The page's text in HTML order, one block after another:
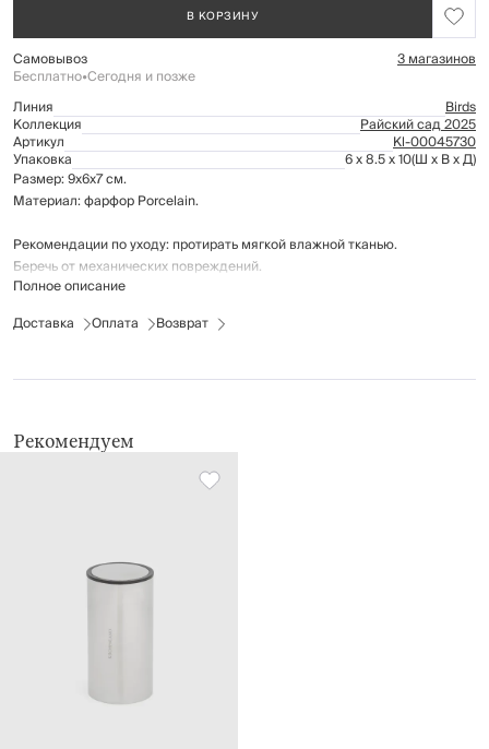
В КОРЗИНУ
Самовывоз 3 магазинов
Бесплатно•Сегодня и позже
Линия
Birds
Коллекция Райский сад 2025
Артикул Kl-00045730
Упаковка 6 x 8.5 x 10(Ш x В x Д)
Размер: 9х6х7 см.
Материал: фарфор Porcelain.
Рекомендации по уходу: протирать мягкой влажной тканью.
Беречь от механических повреждений.
Полное описание
Доставка
Оплата Возврат
Рекомендуем